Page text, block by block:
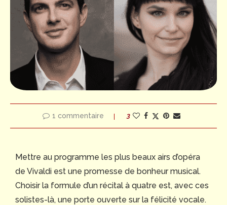
1 commentaire 3
Mettre au programme les plus beaux airs d’opéra
de Vivaldi est une promesse de bonheur musical.
Choisir la formule d’un récital à quatre est, avec ces
solistes-là, une porte ouverte sur la félicité vocale.